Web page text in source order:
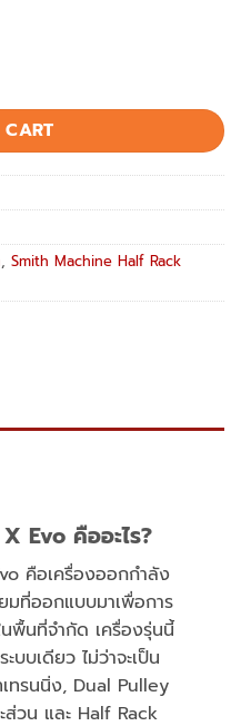
แมชชีน Dual Function ฝึกครบ
, Smith Machine Half Rack
Evo คืออะไร?
คือเครื่องออกกำลัง
มที่ออกแบบมาเพื่อการ
พื้นที่จำกัด เครื่องรุ่นนี้
บเดียว ไม่ว่าจะเป็น
ทรนนิ่ง, Dual Pulley
ส่วน และ Half Rack